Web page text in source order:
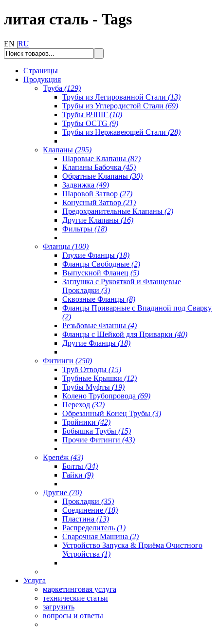
литая сталь - Tags
EN |RU
Страницы
Продукция
Труба (129)
Трубы из Легированной Стали (13)
Трубы из Углеродистой Стали (69)
Трубы ВЧШГ (10)
Трубы OCTG (9)
Трубы из Нержавеющей Стали (28)
Клапаны (295)
Шаровые Клапаны (87)
Клапаны Бабочка (45)
Обратные Клапаны (30)
Задвижка (49)
Шаровой Затвор (27)
Конусный Затвор (21)
Предохранительные Клапаны (2)
Другие Клапаны (16)
Фильтры (18)
Фланцы (100)
Глухие Фланцы (18)
Фланцы Свободные (2)
Выпускной Фланец (5)
Заглушка с Рукояткой и Фланцевые
Прокладки (3)
Сквозные Фланцы (8)
Фланцы Приварные с Впадиной под Сварку
(2)
Резьбовые Фланцы (4)
Фланцы с Шейкой для Приварки (40)
Другие Фланцы (18)
Фитинги (250)
Труб Отводы (15)
Трубные Крышки (12)
Трубы Муфты (19)
Колено Трубопровода (69)
Переход (32)
Обрезанный Конец Трубы (3)
Тройники (42)
Бобышка Трубы (15)
Прочие Фитинги (43)
Крепёж (43)
Болты (34)
Гайки (9)
Другие (70)
Прокладки (35)
Соединение (18)
Пластина (13)
Распределитель (1)
Сварочная Машина (2)
Устройство Запуска & Приёма Очистного
Устройства (1)
Услуга
маркетинговая услуга
технические статьи
загрузить
вопросы и ответы